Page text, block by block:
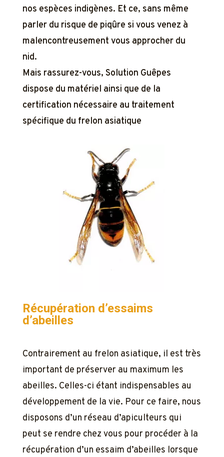
nos espèces indigènes. Et ce, sans même
parler du risque de piqûre si vous venez à
malencontreusement vous approcher du
nid.
Mais rassurez-vous, Solution Guêpes
dispose du matériel ainsi que de la
certification nécessaire au traitement
spécifique du frelon asiatique
Récupération d’essaims
d’abeilles
Contrairement au frelon asiatique, il est très
important de préserver au maximum les
abeilles. Celles-ci étant indispensables au
développement de la vie. Pour ce faire, nous
disposons d’un réseau d’apiculteurs qui
peut se rendre chez vous pour procéder à la
récupération d’un essaim d’abeilles lorsque